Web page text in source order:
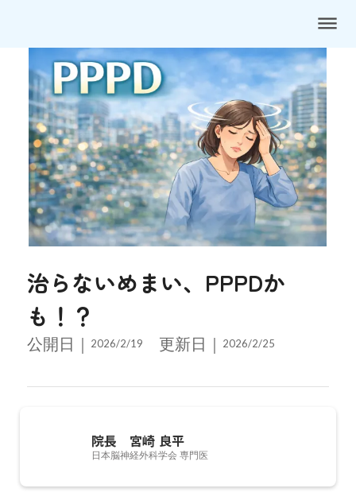
dehaze
公開日｜ 2026/2/19 更新日｜ 2026/2/25
治らないめまい、PPPDか
も！？
院長 宮崎 良平
日本脳神経外科学会 専門医